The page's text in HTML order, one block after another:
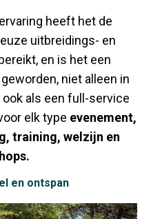
heeft het de
uitbreidings- en
en is het een
niet alleen in
ook als een full-service
elk type evenement,
training, welzijn en
en ontspan